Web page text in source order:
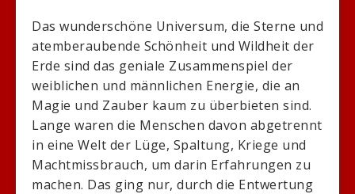
Das wunderschöne Universum, die Sterne und
atemberaubende Schönheit und Wildheit der
Erde sind das geniale Zusammenspiel der
weiblichen und männlichen Energie, die an
Magie und Zauber kaum zu überbieten sind.
Lange waren die Menschen davon abgetrennt
in eine Welt der Lüge, Spaltung, Kriege und
Machtmissbrauch, um darin Erfahrungen zu
machen. Das ging nur, durch die Entwertung